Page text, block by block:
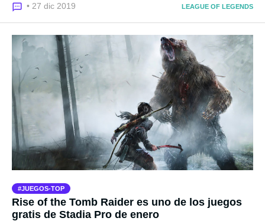
• 27 dic 2019 LEAGUE OF LEGENDS
JUEGOS-TOP
Rise of the Tomb Raider es uno de los juegos
gratis de Stadia Pro de enero